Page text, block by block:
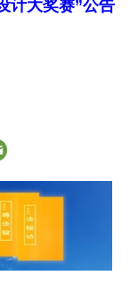
计大奖赛”公告